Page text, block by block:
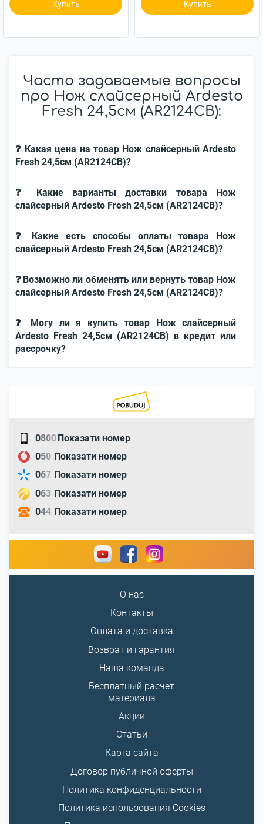
Купить Купить
Часто задаваемые вопросы
про Нож слайсерный Ardesto
Fresh 24,5см (AR2124CB):
❓ Какая цена на товар Нож слайсерный Ardesto
Fresh 24,5см (AR2124CB)?
❓ Какие варианты доставки товара Нож
слайсерный Ardesto Fresh 24,5см (AR2124CB)?
❓ Какие есть способы оплаты товара Нож
слайсерный Ardesto Fresh 24,5см (AR2124CB)?
❓ Возможно ли обменять или вернуть товар Нож
слайсерный Ardesto Fresh 24,5см (AR2124CB)?
❓ Могу ли я купить товар Нож слайсерный
Ardesto Fresh 24,5см (AR2124CB) в кредит или
рассрочку?
0800Показати номер
050 Показати номер
067 Показати номер
063 Показати номер
044 Показати номер
О нас
Контакты
Оплата и доставка
Возврат и гарантия
Наша команда
Бесплатный расчет
материала
Акции
Статьи
Карта сайта
Договор публичной оферты
Политика конфиденциальности
Политика использования Cookies